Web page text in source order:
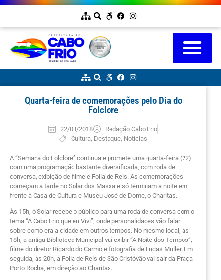
Quarta-feira de comemorações pelo Dia do
Folclore
22/08/2018
Redação Cabo Frio
Cultura Destaque, Notícias
A “Semana do Folclore” continua e promete uma quarta-feira (22)
com uma programação bastante diversificada, com roda de
conversa, exibição de filme e Folia de Reis. As comemorações
começam a tarde no Solar dos Massa e só terminam a noite em
frente à Casa de Cultura e Museu José de Dome, o Charitas.
Às 15h, o Solar recebe o público para uma roda de conversa com o
tema “A Cabo Frio que eu Vivi”, onde personalidades vão falar
sobre como era a cidade em outros tempos. No mesmo local, às
18h, a antiga Biblioteca Municipal vai exibir “A Noite dos Tempos”,
filme do diretor Ricardo do Carmo e fotografia de Lucas Muller. Em
seguida, às 20h, a Folia de Reis de São Cristóvão vai sair da Praça
Porto Rocha, em direção ao Charitas.